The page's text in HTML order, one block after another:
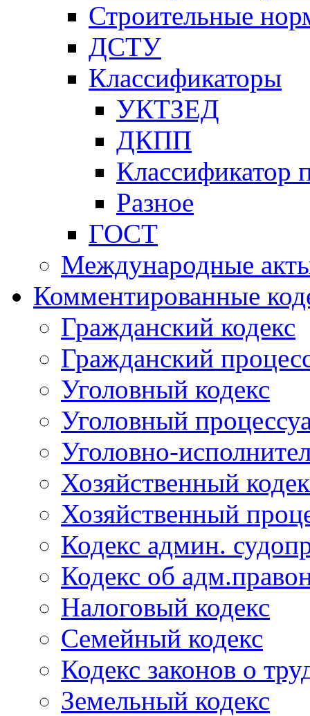
Строительные
ДСТУ
Классификаторы
УКТЗЕД
ДКПП
Классификатор
Разное
ГОСТ
Международные
Комментированные
Гражданский кодекс
Гражданский
Уголовный кодекс
Уголовный
Уголовно-
Хозяйственный
Хозяйственный
Кодекс админ.
Кодекс об
Налоговый кодекс
Семейный кодекс
Кодекс законов о
Земельный кодекс